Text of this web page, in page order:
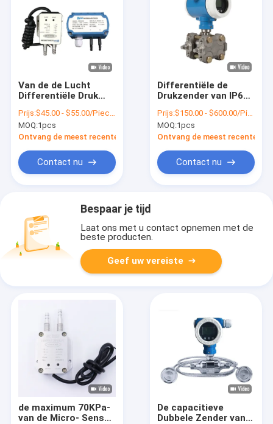
Van de de Lucht
Differentiële Druk
Sensor I2C met
Aluminiumhuisvesting
voor Wind
Prijs:$45.00 - $55.00/Pieces
MOQ:1pcs
Ontvang de meest recente Prijs
Contact nu
Differentiële de
Drukzender van IP66
Dp Type Level-Zender
Prijs:$150.00 - $600.00/Pieces
MOQ:1pcs
Ontvang de meest recente
Contact nu
Bespaar je tijd
Laat ons met u contact opnemen met de
beste producten.
Geef uw vereiste
de maximum 70KPa-
van de Micro- Sensor
De capacitieve
Dubbele Zender van